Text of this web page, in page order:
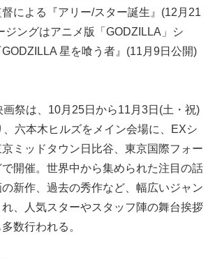
による『アリー/スター誕生』(12月21
ジングはアニメ版「GODZILLA」シ
星を喰う者』(11月9日公開)
祭は、10月25日から11月3日(土・祝)
六本木ヒルズをメイン会場に、EXシ
ミッドタウン日比谷、東京国際フォー
開催。世界中から集められた注目の話
新作、過去の秀作など、幅広いジャン
、人気スターやスタッフ陣の舞台挨拶
数行われる。